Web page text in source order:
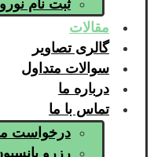
ثبت نام نوروز
مقالات
گالری تصاویر
سوالات متداول
درباره ما
تماس با ما
درخواست
رزرو